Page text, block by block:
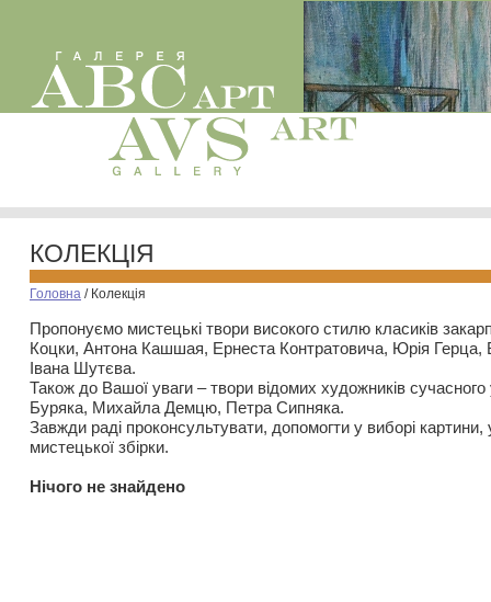
КОЛЕКЦІЯ
Головна / Колекція
Пропонуємо мистецькі твори високого стилю класиків
Коцки, Антона Кашшая, Ернеста Контратовича, Юрія
Івана Шутєва.
Також до Вашої уваги – твори відомих художників
Буряка, Михайла Демцю, Петра Сипняка.
Завжди раді проконсультувати, допомогти у виборі картини,
мистецької збірки.
Нiчого не знайдено